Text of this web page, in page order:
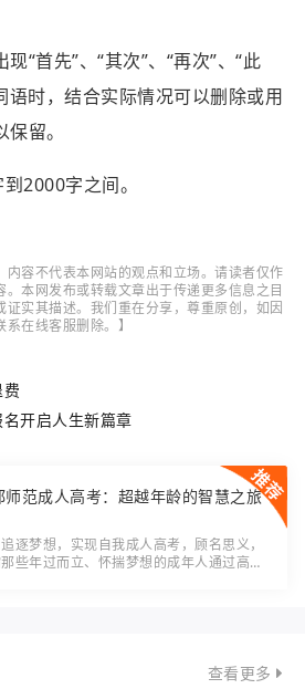
“首先”、“其次”、“再次”、“此
语时，结合实际情况可以删除或用
留。
2000字之间。
内容不代表本网站的观点和立场。请读者仅作
本网发布或转载文章出于传递更多信息之目
实其描述。我们重在分享，尊重原创，如因
在线客服删除。】
开启人生新篇章
师范成人高考：超越年龄的智慧之旅
逐梦想，实现自我成人高考，顾名思义，
些年过而立、怀揣梦想的成年人通过高等
查看更多